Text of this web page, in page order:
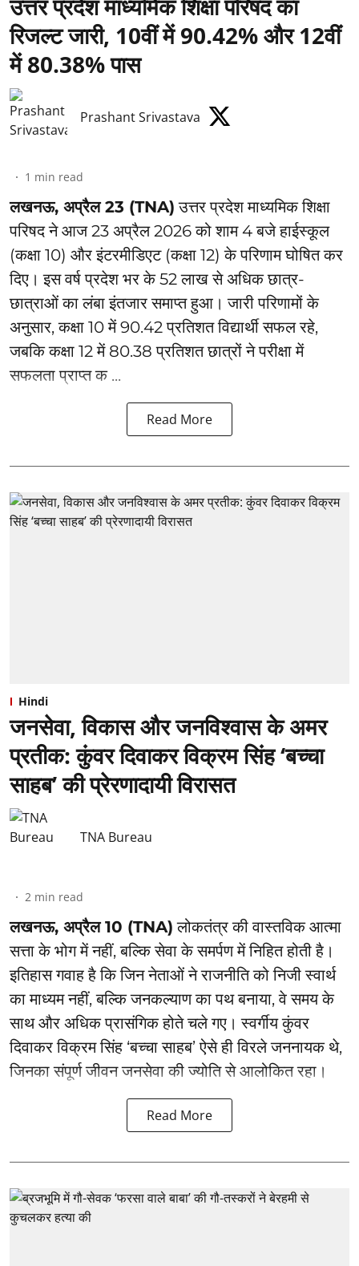
उत्तर प्रदेश माध्यमिक शिक्षा परिषद का
रिजल्ट जारी, 10वीं में 90.42% और 12वीं
में 80.38% पास
Prashant Srivastava
1 min read
लखनऊ, अप्रैल 23 (TNA) उत्तर प्रदेश माध्यमिक शिक्षा
परिषद ने आज 23 अप्रैल 2026 को शाम 4 बजे हाईस्कूल
(कक्षा 10) और इंटरमीडिएट (कक्षा 12) के परिणाम घोषित कर
दिए। इस वर्ष प्रदेश भर के 52 लाख से अधिक छात्र-
छात्राओं का लंबा इंतजार समाप्त हुआ। जारी परिणामों के
अनुसार, कक्षा 10 में 90.42 प्रतिशत विद्यार्थी सफल रहे,
जबकि कक्षा 12 में 80.38 प्रतिशत छात्रों ने परीक्षा में
सफलता प्राप्त क ...
Read More
Hindi
जनसेवा, विकास और जनविश्वास के अमर
प्रतीक: कुंवर दिवाकर विक्रम सिंह ‘बच्चा
साहब’ की प्रेरणादायी विरासत
TNA Bureau
2 min read
लखनऊ, अप्रैल 10 (TNA) लोकतंत्र की वास्तविक आत्मा
सत्ता के भोग में नहीं, बल्कि सेवा के समर्पण में निहित होती है।
इतिहास गवाह है कि जिन नेताओं ने राजनीति को निजी स्वार्थ
का माध्यम नहीं, बल्कि जनकल्याण का पथ बनाया, वे समय के
साथ और अधिक प्रासंगिक होते चले गए। स्वर्गीय कुंवर
दिवाकर विक्रम सिंह ‘बच्चा साहब’ ऐसे ही विरले जननायक थे,
जिनका संपूर्ण जीवन जनसेवा की ज्योति से आलोकित रहा।
Read More